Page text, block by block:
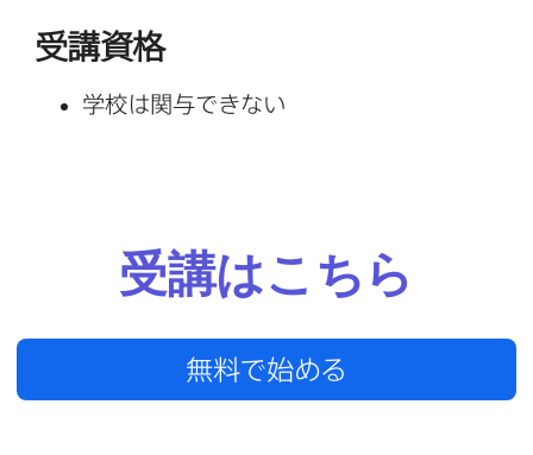
受講資格
学校は​関与できない
受講は​こちら
無料で​始める